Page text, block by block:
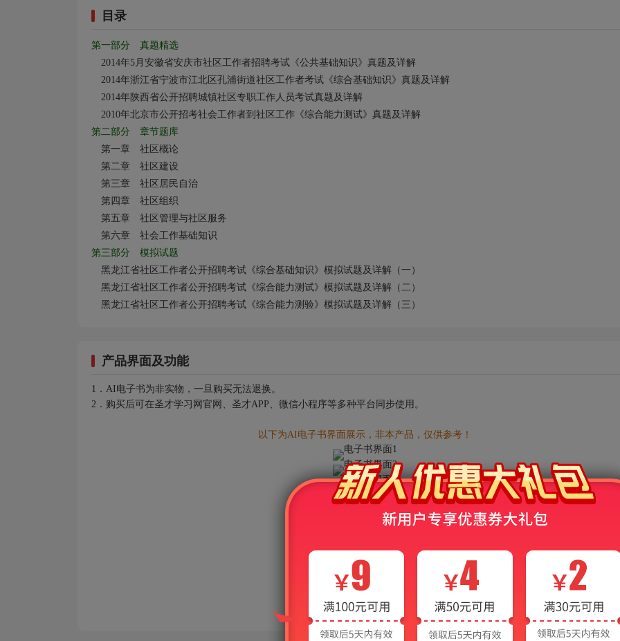
目录
第一部分 真题精选
2014年5月安徽省安庆市社区工作者招聘考试《公共基础知识》真题及详解
2014年浙江省宁波市江北区孔浦街道社区工作者考试《综合基础知识》真题及详解
2014年陕西省公开招聘城镇社区专职工作人员考试真题及详解
2010年北京市公开招考社会工作者到社区工作《综合能力测试》真题及详解
第二部分 章节题库
第一章 社区概论
第二章 社区建设
第三章 社区居民自治
第四章 社区组织
第五章 社区管理与社区服务
第六章 社会工作基础知识
第三部分 模拟试题
黑龙江省社区工作者公开招聘考试《综合基础知识》模拟试题及详解（一）
黑龙江省社区工作者公开招聘考试《综合能力测试》模拟试题及详解（二）
黑龙江省社区工作者公开招聘考试《综合能力测验》模拟试题及详解（三）
产品界面及功能
1．AI电子书为非实物，一旦购买无法退换。
2．购买后可在圣才学习网官网、圣才APP、微信小程序等多种平台同步使用。
以下为AI电子书界面展示，非本产品，仅供参考！